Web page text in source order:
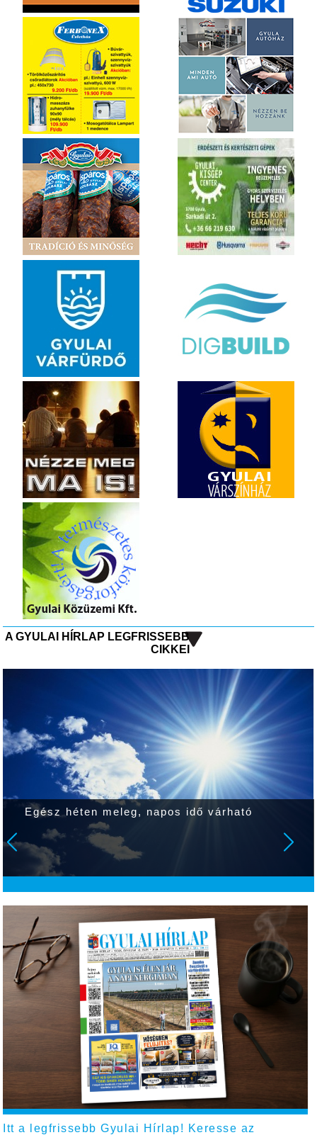
A GYULAI HÍRLAP LEGFRISSEBB
CIKKEI
Egész héten meleg, napos idő várható
Itt a legfrissebb Gyulai Hírlap! Keresse az